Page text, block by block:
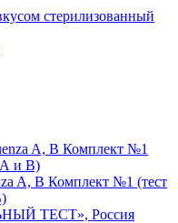
стерилизованный
A, B Комплект №1 (тест
ТЕСТ», Россия